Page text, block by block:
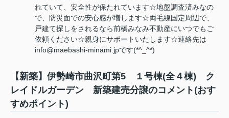
れていて、安全性が保たれています☆地盤調査済みなの
で、防災面での安心感が増します☆両毛線国定周辺で、
戸建て探しをされるなら前橋みなみ不動産にいつでもご
依頼ください☆親身にサポートいたします☆連絡先は
info@maebashi-minami.jpです(*^_^*)
【新築】伊勢崎市曲沢町第5 １号棟(全４棟) ク
レイドルガーデン 新築建売分譲のコメント(おす
すめポイント)